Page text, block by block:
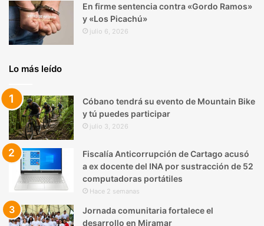
En firme sentencia contra «Gordo Ramos»
y «Los Picachú»
julio 6, 2026
Lo más leído
Cóbano tendrá su evento de Mountain Bike
y tú puedes participar
julio 3, 2026
Fiscalía Anticorrupción de Cartago acusó
a ex docente del INA por sustracción de 52
computadoras portátiles
Hace 2 semanas
Jornada comunitaria fortalece el
desarrollo en Miramar